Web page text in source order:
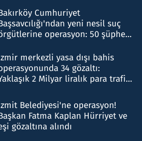
Cumhuriyet
yeni nesil suç
operasyon: 50 şüpheli
merkezli yasa dışı bahis
34 gözaltı:
2 Milyar liralık para trafiği
Belediyesi'ne operasyon!
Fatma Kaplan Hürriyet ve
gözaltına alındı